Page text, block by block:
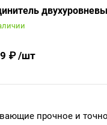
₽ /шт
прочное и